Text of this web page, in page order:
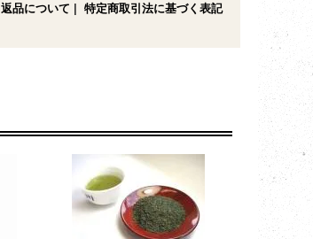
返品について 特定商取引法に基づく表記